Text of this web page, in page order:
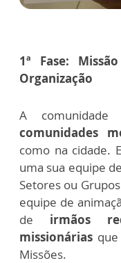
1ª Fase:
Organização
A
comunidades
como na cidade.
uma sua equipe
Setores ou
equipe de
de irmãos
missionárias
Missões.